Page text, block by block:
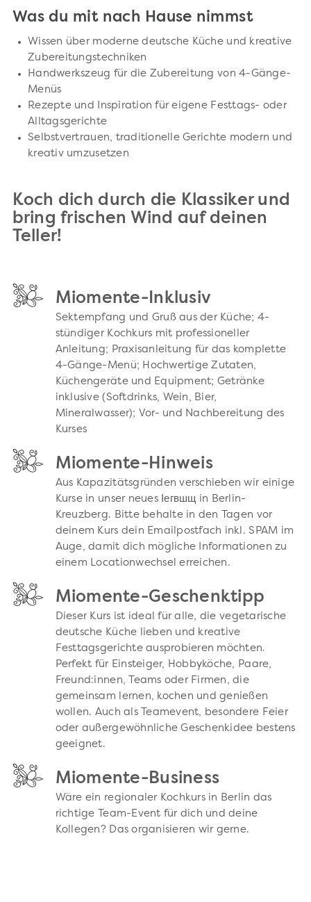
Was du mit nach Hause nimmst
Wissen über moderne deutsche Küche und kreative
Zubereitungstechniken
Handwerkszeug für die Zubereitung von 4-Gänge-
Menüs
Rezepte und Inspiration für eigene Festtags- oder
Alltagsgerichte
Selbstvertrauen, traditionelle Gerichte modern und
kreativ umzusetzen
Koch dich durch die Klassiker und
bring frischen Wind auf deinen
Teller!
Miomente-Inklusiv
Sektempfang und Gruß aus der Küche; 4-
stündiger Kochkurs mit professioneller
Anleitung; Praxisanleitung für das komplette
4-Gänge-Menü; Hochwertige Zutaten,
Küchengeräte und Equipment; Getränke
inklusive (Softdrinks, Wein, Bier,
Mineralwasser); Vor- und Nachbereitung des
Kurses
Miomente-Hinweis
Aus Kapazitätsgründen verschieben wir einige
Kurse in unser neues Іегвшщ in Berlin-
Kreuzberg. Bitte behalte in den Tagen vor
deinem Kurs dein Emailpostfach inkl. SPAM im
Auge, damit dich mögliche Informationen zu
einem Locationwechsel erreichen.
Miomente-Geschenktipp
Dieser Kurs ist ideal für alle, die vegetarische
deutsche Küche lieben und kreative
Festtagsgerichte ausprobieren möchten.
Perfekt für Einsteiger, Hobbyköche, Paare,
Freund:innen, Teams oder Firmen, die
gemeinsam lernen, kochen und genießen
wollen. Auch als Teamevent, besondere Feier
oder außergewöhnliche Geschenkidee bestens
geeignet.
Miomente-Business
Wäre ein regionaler Kochkurs in Berlin das
richtige Team-Event für dich und deine
Kollegen? Das organisieren wir gerne.